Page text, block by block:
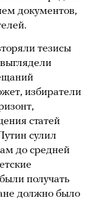
документов,
тезисы
избиратели
статей
сулил
до средней
получать
должно было